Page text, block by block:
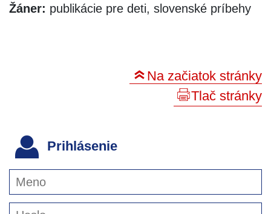
Žáner: publikácie pre deti, slovenské príbehy
Na začiatok stránky
Tlač stránky
Prihlásenie